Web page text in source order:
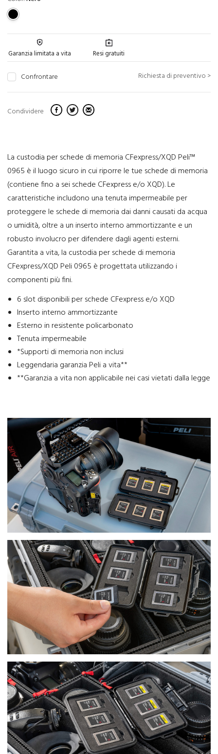
Garanzia limitata a vita Resi gratuiti
Confrontare Richiesta di preventivo >
Condividere
La custodia per schede di memoria CFexpress/XQD Peli™
0965 è il luogo sicuro in cui riporre le tue schede di memoria
(contiene fino a sei schede CFexpress e/o XQD). Le
caratteristiche includono una tenuta impermeabile per
proteggere le schede di memoria dai danni causati da acqua
o umidità, oltre a un inserto interno ammortizzante e un
robusto involucro per difendere dagli agenti esterni.
Garantita a vita, la custodia per schede di memoria
CFexpress/XQD Peli 0965 è progettata utilizzando i
componenti più fini.
6 slot disponibili per schede CFexpress e/o XQD
Inserto interno ammortizzante
Esterno in resistente policarbonato
Tenuta impermeabile
*Supporti di memoria non inclusi
Leggendaria garanzia Peli a vita**
**Garanzia a vita non applicabile nei casi vietati dalla legge